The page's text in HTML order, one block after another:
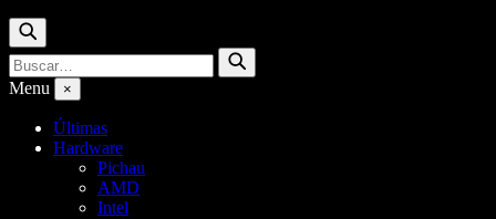
Buscar
Buscar
por:
Buscar
Menu ×
Últimas
Hardware
Pichau
AMD
Intel